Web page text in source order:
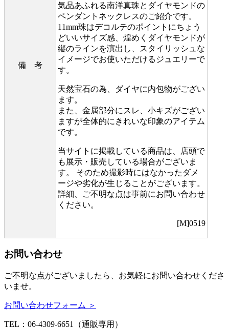
備 考
気品あふれる南洋真珠とダイヤモンドの
ペンダントネックレスのご紹介です。
11mm珠はデコルテのポイントにちょう
どいいサイズ感、煌めくダイヤモンドが
縦のラインを演出し、スタイリッシュな
イメージでお使いただけるジュエリーで
す。
天然宝石の為、ダイヤに内包物がござい
ます。
また、金属部分にスレ、小キズがござい
ますが全体的にきれいな印象のアイテム
です。
当サイトに掲載している商品は、店頭で
も展示・販売している場合がございま
す。 そのため撮影時にはなかったダメ
ージや劣化が生じることがございます。
詳細、ご不明な点は事前にお問い合わせ
ください。
[M]0519
お問い合わせ
ご不明な点がございましたら、お気軽にお問い合わせくださ
いませ。
お問い合わせフォーム ＞
TEL：06-4309-6651（通販専用）